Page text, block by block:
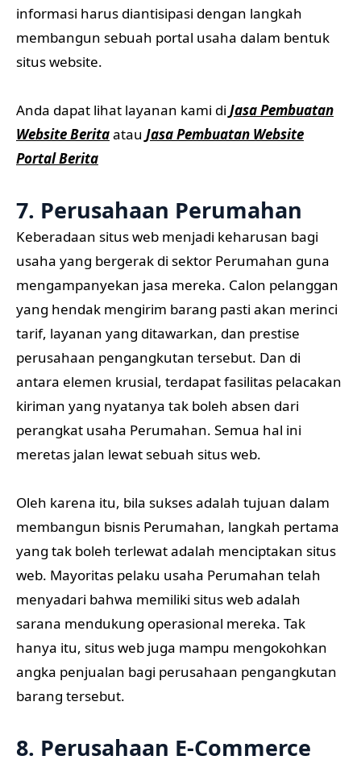
informasi harus diantisipasi dengan langkah
membangun sebuah portal usaha dalam bentuk
situs website.
Anda dapat lihat layanan kami di Jasa Pembuatan
Website Beritaatau Jasa Pembuatan Website
Portal Berita
7. Perusahaan Perumahan
Keberadaan situs web menjadi keharusan bagi
usaha yang bergerak di sektor Perumahan guna
mengampanyekan jasa mereka. Calon pelanggan
yang hendak mengirim barang pasti akan merinci
tarif, layanan yang ditawarkan, dan prestise
perusahaan pengangkutan tersebut. Dan di
antara elemen krusial, terdapat fasilitas pelacakan
kiriman yang nyatanya tak boleh absen dari
perangkat usaha Perumahan. Semua hal ini
meretas jalan lewat sebuah situs web.
Oleh karena itu, bila sukses adalah tujuan dalam
membangun bisnis Perumahan, langkah pertama
yang tak boleh terlewat adalah menciptakan situs
web. Mayoritas pelaku usaha Perumahan telah
menyadari bahwa memiliki situs web adalah
sarana mendukung operasional mereka. Tak
hanya itu, situs web juga mampu mengokohkan
angka penjualan bagi perusahaan pengangkutan
barang tersebut.
8. Perusahaan E-Commerce